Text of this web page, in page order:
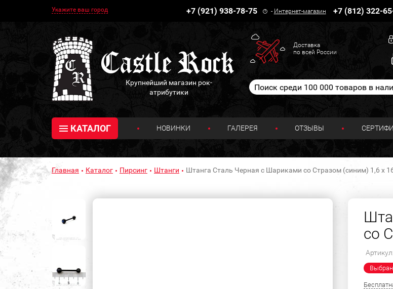
Укажите ваш город +7 (921) 938-78-75 - Интернет-магазин +7 (812) 322-
Крупнейший магазин рок-
атрибутики
Доставка
по всей России
КАТАЛОГ НОВИНКИ ГАЛЕРЕЯ ОТЗЫВЫ
Главная Каталог Пирсинг Штанги Штанга Сталь Черная с Шариками со Стразом (синим) 1,6 х
со
Артикул: